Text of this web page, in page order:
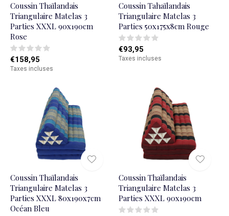
Coussin Thaïlandais
Triangulaire Matelas 3
Parties XXXL 90x190cm
Rose
€158,95
Taxes incluses
Coussin Tahaïlandais
Triangulaire Matelas 3
Parties 50x175x8cm Rouge
€93,95
Taxes incluses
Coussin Thaïlandais
Triangulaire Matelas 3
Parties XXXL 80x190x7cm
Océan Bleu
Coussin Thaïlandais
Triangulaire Matelas 3
Parties XXXL 90x190cm